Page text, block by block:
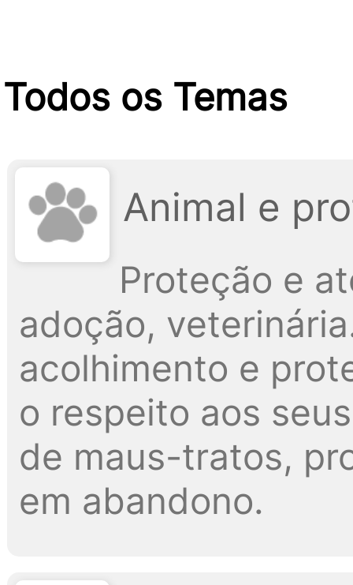
Todos os Temas
Animal e
Proteção e
adoção,
acolhimento e
o respeito aos
de maus-tratos,
em abandono.